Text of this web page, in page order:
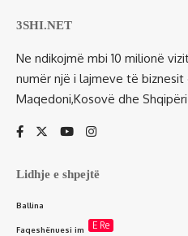
3SHI.NET
Ne ndikojmë mbi 10 milionë
numër një i lajmeve të
Maqedoni,Kosovë dhe
Lidhje e shpejtë
Ballina
Faqeshënuesi im E Re